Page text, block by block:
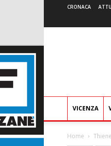
CRONACA
VICENZA
Home Thiene